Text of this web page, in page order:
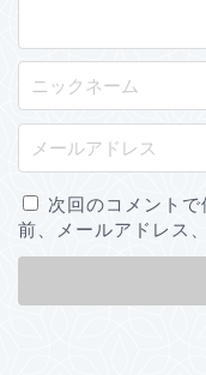
次回のコメント
前、メールアドレス